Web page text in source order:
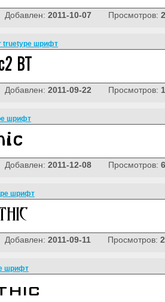
2011-10-07 Просмотров:
truetype шрифт
2011-09-22 Просмотров:
шрифт
2011-12-08 Просмотров:
шрифт
2011-09-11 Просмотров:
шрифт